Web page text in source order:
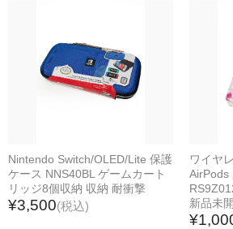
ミキサー・フードプロセッサー
パソコン関連家電
USBハブ
LANアダプター・ルーター
カードリーダー
ケーブル類
Nintendo Switch/OLED/Lite 保護
ケース NNS40BL ゲームカート
リッジ8個収納 収納 耐衝撃
¥3,500(税込)
ワイヤ
AirPods
新品未